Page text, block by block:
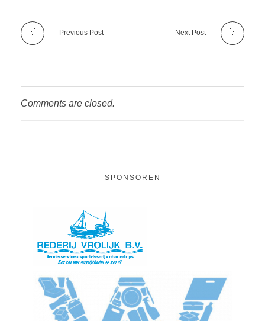
Previous Post Next Post
Comments are closed.
SPONSOREN